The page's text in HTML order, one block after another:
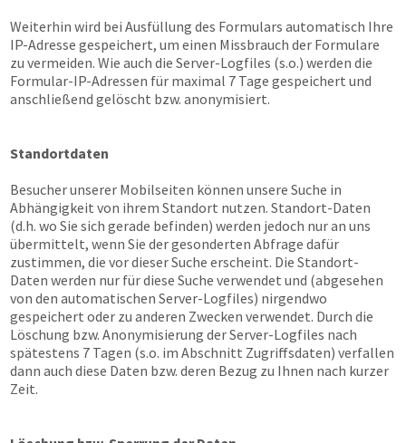
Weiterhin wird bei Ausfüllung des Formulars automatisch Ihre
IP-Adresse gespeichert, um einen Missbrauch der Formulare
zu vermeiden. Wie auch die Server-Logfiles (s.o.) werden die
Formular-IP-Adressen für maximal 7 Tage gespeichert und
anschließend gelöscht bzw. anonymisiert.
Standortdaten
Besucher unserer Mobilseiten können unsere Suche in
Abhängigkeit von ihrem Standort nutzen. Standort-Daten
(d.h. wo Sie sich gerade befinden) werden jedoch nur an uns
übermittelt, wenn Sie der gesonderten Abfrage dafür
zustimmen, die vor dieser Suche erscheint. Die Standort-
Daten werden nur für diese Suche verwendet und (abgesehen
von den automatischen Server-Logfiles) nirgendwo
gespeichert oder zu anderen Zwecken verwendet. Durch die
Löschung bzw. Anonymisierung der Server-Logfiles nach
spätestens 7 Tagen (s.o. im Abschnitt Zugriffsdaten) verfallen
dann auch diese Daten bzw. deren Bezug zu Ihnen nach kurzer
Zeit.